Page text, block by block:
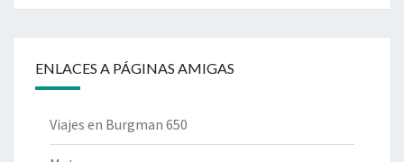
ENLACES A PÁGINAS AMIGAS
Viajes en Burgman 650